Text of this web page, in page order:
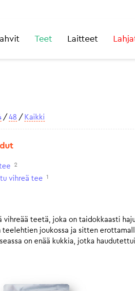
Teet Laitteet
/ 48 / Kaikki
2
vihreä tee 1
teetä, joka on taidokkaasti
joukossa ja sitten
on enää kukkia, jotka